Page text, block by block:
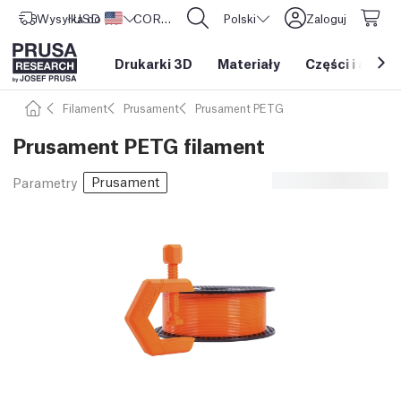
Wysyłka do Stany Zjednoczone
USD ($) CORE One L: Już w sprzedaży! Polski Zaloguj
Drukarki 3D Materiały Części i
Filament Prusament Prusament PETG
Prusament PETG filament
Parametry Prusament